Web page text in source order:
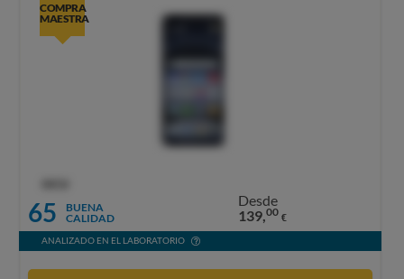
COMPRA
MAESTRA
65
BUENA
CALIDAD
Desde
139,00 €
ANALIZADO EN EL LABORATORIO